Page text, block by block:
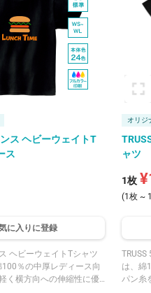
イビーなどの定番カラー
ンク・カナリアイエロ
ーなどの個性的なカラー
展開です。100〜160cmの
長に合わせて選びやすい
など
ワイ
ーか
どの
ス ヘビーウェイトT
ス
に入りに登録
ヘビーウェイトTシャツ
％の中厚レディース向
く横方向への伸縮性に優
オリジ
ャツ
1枚
(1枚 ~
は、綿
パン糸